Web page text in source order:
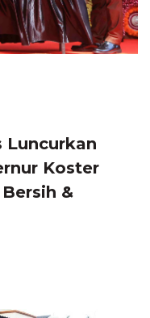
Luncurkan
Koster
&